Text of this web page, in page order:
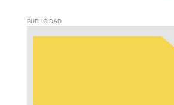
PUBLICIDAD